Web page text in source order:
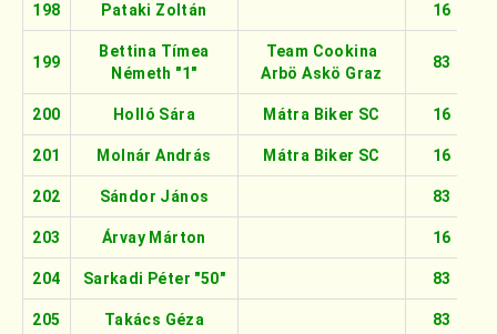
198 Pataki Zoltán 16
199
Bettina Tímea
Németh "1"
Team Cookina
Arbö Askö Graz
83
200 Holló Sára Mátra Biker SC 16
201 Molnár András Mátra Biker SC 16
202 Sándor János 83
203 Árvay Márton 16
204 Sarkadi Péter "50" 83
205 Takács Géza 83